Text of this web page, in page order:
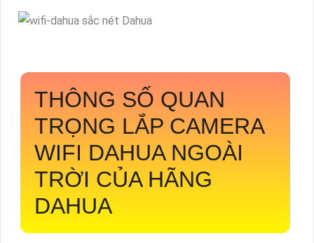
THÔNG SỐ QUAN
TRỌNG LẮP CAMERA
WIFI DAHUA NGOÀI
TRỜI CỦA HÃNG
DAHUA